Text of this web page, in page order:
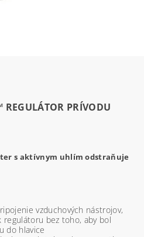
PRÍVODU
s aktívnym uhlím odstraňuje
vzduchových nástrojov,
bez toho, aby bol
do hlavice